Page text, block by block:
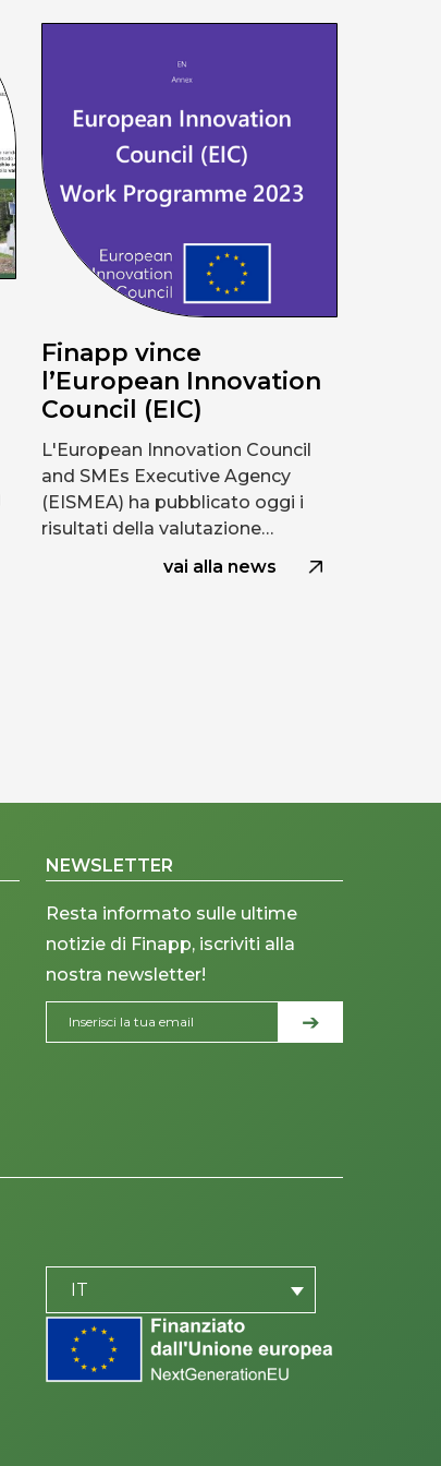
Finapp vince
l’European Innovation
Council (EIC)
L'European Innovation Council
and SMEs Executive Agency
(EISMEA) ha pubblicato oggi i
risultati della valutazione…
vai alla news
NEWSLETTER
Resta informato sulle ultime
notizie di Finapp, iscriviti alla
nostra newsletter!
IT